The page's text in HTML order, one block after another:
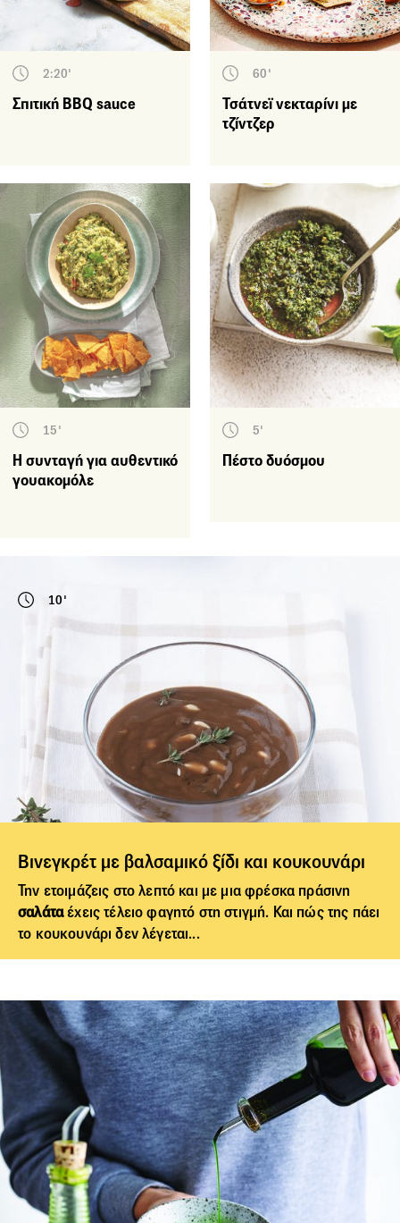
2:20'
Σπιτική ΒΒQ sauce
60'
Τσάτνεϊ νεκταρίνι με
τζίντζερ
15'
Η συνταγή για αυθεντικό
γουακομόλε
5'
Πέστο δυόσμου
10'
Βινεγκρέτ με βαλσαμικό ξίδι και κουκουνάρι
Την ετοιμάζεις στο λεπτό και με μια φρέσκα πράσινη
σαλάταέχεις τέλειο φαγητό στη στιγμή. Και πώς της πάει
το κουκουνάρι δεν λέγεται...